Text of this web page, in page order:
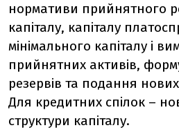
нормативи прийнятного
капіталу, капіталу
мінімального капіталу і
прийнятних активів,
резервів та подання нових
Для кредитних спілок –
структури капіталу.